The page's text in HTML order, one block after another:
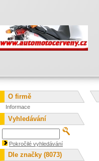
O firmě
Informace
Vyhledávání
Pokročilé vyhledávání
Dle značky (8073)